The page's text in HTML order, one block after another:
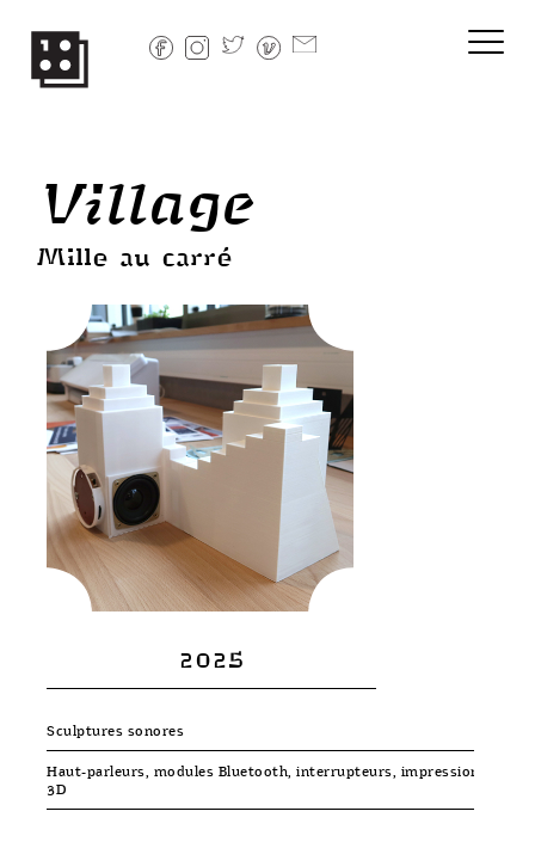
Skip
content
Village
Mille au carré
2025
Sculptures sonores
Haut-parleurs, modules Bluetooth, interrupteurs, impression
3D